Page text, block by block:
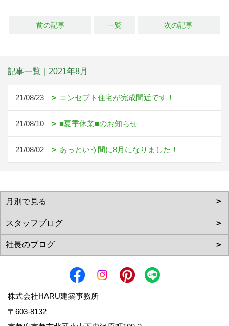
前の記事 一覧 次の記事
記事一覧｜2021年8月
21/08/23 コンセプト住宅が完成間近です！
21/08/10 ■夏季休業■のお知らせ
21/08/02 あっという間に8月になりました！
株式会社HARU建築事務所
〒603-8132